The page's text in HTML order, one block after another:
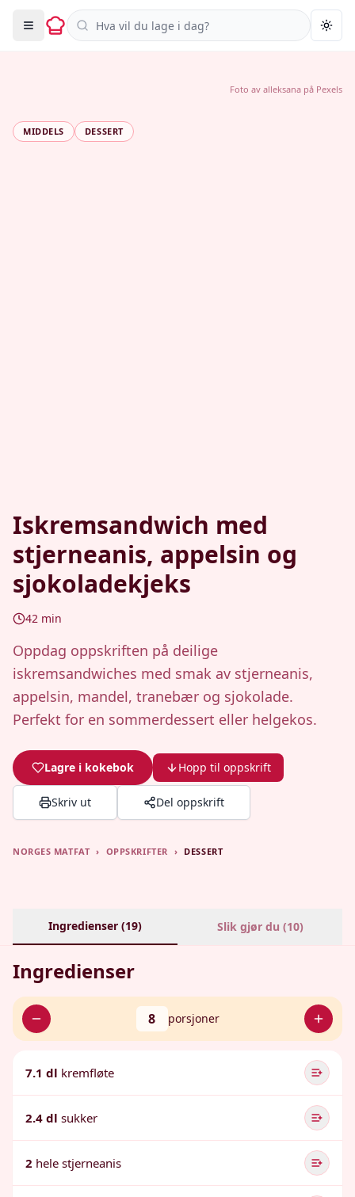
Søk i oppskrifter
MIDDELS DESSERT
Iskremsandwich med
stjerneanis, appelsin og
sjokoladekjeks
42 min
Oppdag oppskriften på deilige
iskremsandwiches med smak av stjerneanis,
appelsin, mandel, tranebær og sjokolade.
Perfekt for en sommerdessert eller helgekos.
Lagre i kokebok Hopp til oppskrift
Skriv ut Del oppskrift
Foto av alleksana på Pexels
NORGES MATFAT › OPPSKRIFTER › DESSERT
Ingredienser (19) Slik gjør du (10)
Ingredienser
8 porsjoner
7.1 dl kremfløte
2.4 dl sukker
2 hele stjerneanis